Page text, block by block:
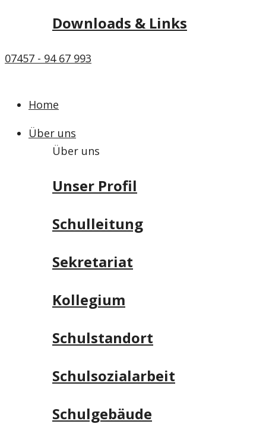
Downloads & Links
07457 - 94 67 993
Home
Über uns
Über uns
Unser Profil
Schulleitung
Sekretariat
Kollegium
Schulstandort
Schulsozialarbeit
Schulgebäude